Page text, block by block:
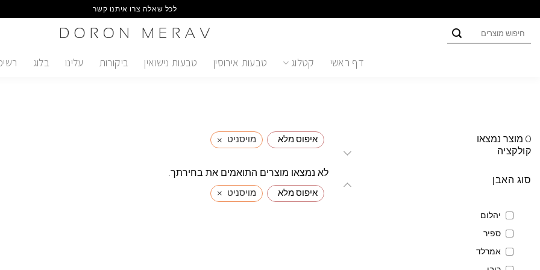
to
content
לכל שאלה צרו איתנו קשר
דף ראשי קטלוג טבעות אירוסין טבעות נישואין ביקורות עלינו בלוג
0 מוצר נמצאו
קולקציה
סוג האבן
יהלום
ספיר
אמרלד
איפוס מלא מויסניט ×
לא נמצאו מוצרים התואמים את בחירתך.
איפוס מלא מויסניט ×